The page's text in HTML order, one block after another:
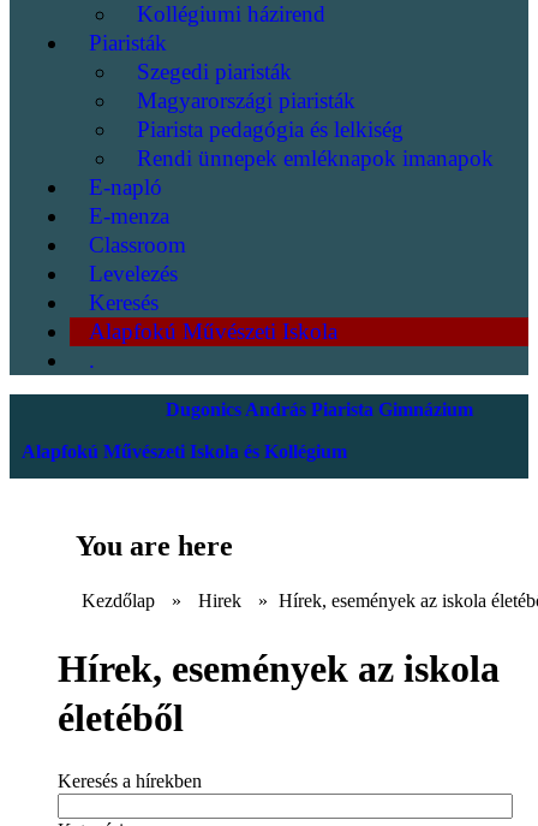
Kollégiumi házirend
Piaristák
Szegedi piaristák
Magyarországi piaristák
Piarista pedagógia és lelkiség
Rendi ünnepek emléknapok imanapok
E-napló
E-menza
Classroom
Levelezés
Keresés
Alapfokú Művészeti Iskola
.
Dugonics András Piarista Gimnázium
Alapfokú Művészeti Iskola és Kollégium
You are here
Kezdőlap » Hirek » Hírek, események az iskola
Hírek, események az iskola
életéből
Keresés a hírekben